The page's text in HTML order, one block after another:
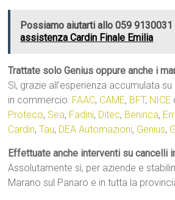
Possiamo aiutarti allo 059 9130031
assistenza Cardin Finale Emilia
Trattate solo Genius oppure anche i
Sì, grazie all’esperienza accumulata
in commercio: FAAC, CAME, BFT, NICE
Proteco, Sea, Fadini, Ditec, Beninca,
Cardin,Tau, DEA Automazioni, Genius,
Effettuate anche interventi su cancelli
Assolutamente sì, per aziende e
Marano sul Panaro e in tutta la